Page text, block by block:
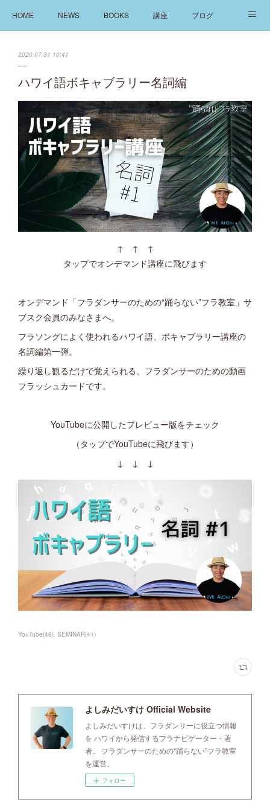
HOME NEWS BOOKS 講座 ブログ
2020.07.31 10:41
ハワイ語ボキャブラリー名詞編
↑ ↑ ↑
タップでオンデマンド講座に飛びます
オンデマンド「フラダンサーのための“踊らない”フラ教室」サ
ブスク会員のみなさまへ。
フラソングによく使われるハワイ語、ボキャブラリー講座の
名詞編第一弾。
繰り返し観るだけで覚えられる、フラダンサーのための動画
フラッシュカードです。
YouTubeに公開したプレビュー版をチェック
（タップでYouTubeに飛びます）
↓ ↓ ↓
YouTube(46) SEMINAR(41)
よしみだいすけ Official Website
よしみだいすけは、フラダンサーに役立つ情報
を ハワイから発信するフラナビゲーター・著
者。 フラダンサーのための“踊らない”フラ教室
を運営。
フォロー